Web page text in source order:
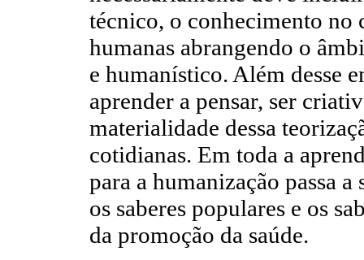
técnico, o conhecimento no
humanas abrangendo o
e humanístico. Além desse
aprender a pensar, ser
materialidade dessa
cotidianas. Em toda a
para a humanização passa
os saberes populares e os
da promoção da saúde.